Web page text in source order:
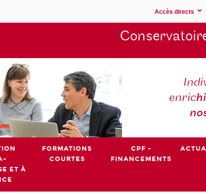
Accès directs
enric
ET À
FORMATIONS
COURTES
CPF -
FINANCEMENTS